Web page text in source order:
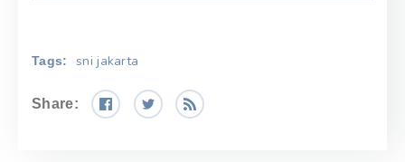
Tags: sni jakarta
Share: